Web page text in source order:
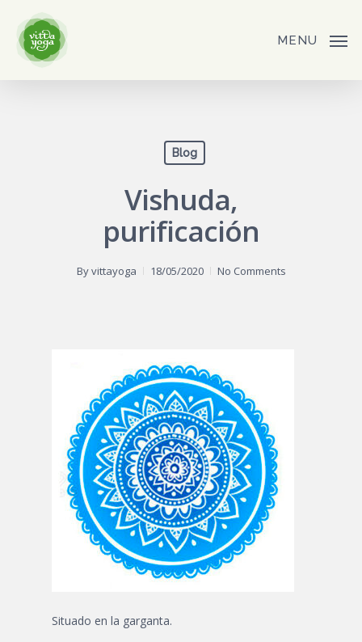
main
MENU
Blog
Vishuda,
purificación
Byvittayoga 18/05/2020 No Comments
Situado en la garganta.